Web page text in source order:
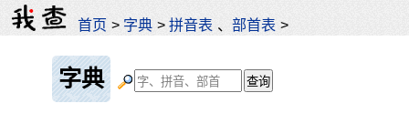
首页 > 字典 >拼音表 、部首表 >
字典